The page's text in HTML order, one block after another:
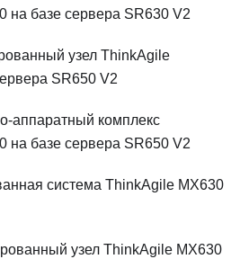
на базе сервера SR630 V2
узел ThinkAgile
SR650 V2
аппаратный комплекс
на базе сервера SR650 V2
система ThinkAgile MX630
узел ThinkAgile MX630